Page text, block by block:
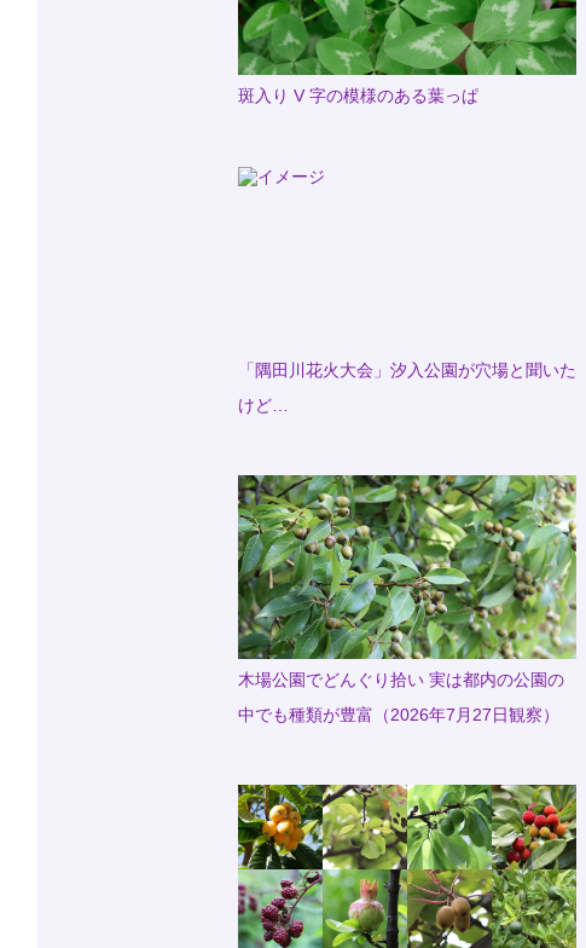
斑入り V 字の模様のある葉っぱ
「隅田川花火大会」汐入公園が穴場と聞いた
けど…
木場公園でどんぐり拾い 実は都内の公園の
中でも種類が豊富（2026年7月27日観察）